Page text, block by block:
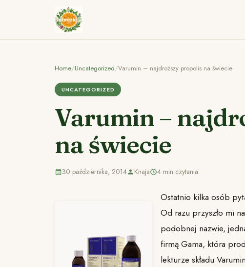
Home/Uncategorized/Varumin – najdroższy propolis na świecie
UNCATEGORIZED
Varumin –
na świecie
30 października, 2014 Knaja 4 min czytania
Ostatnio kilka osób
Od razu przyszło mi
podobnej nazwie,
firmą Gama, która
lekturze składu